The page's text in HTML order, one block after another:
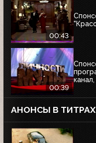
00:43
00:39
АНОНСЫ В ТИТРАХ